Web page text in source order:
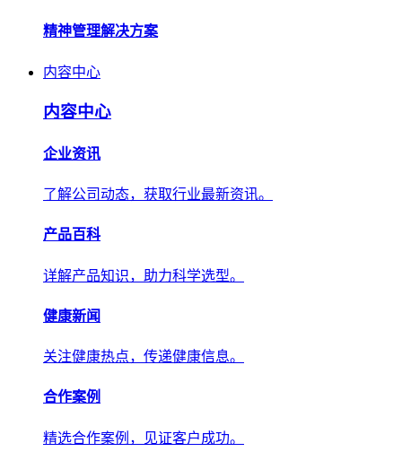
精神管理解决方案
内容中心
内容中心
企业资讯
了解公司动态，获取行业最新资讯。
产品百科
详解产品知识，助力科学选型。
健康新闻
关注健康热点，传递健康信息。
合作案例
精选合作案例，见证客户成功。